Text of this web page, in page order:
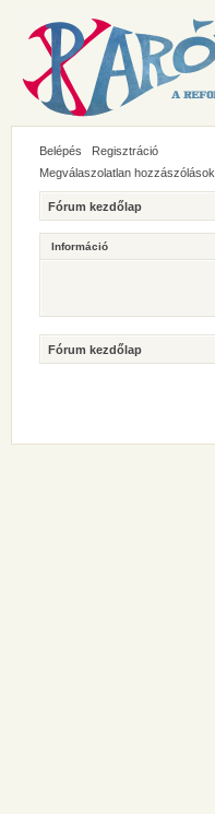
Belépés
Regisztráció
Megválaszolatlan hozzászólások
Fórum kezdőlap
Információ
Fórum kezdőlap